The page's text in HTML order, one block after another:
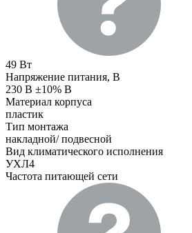
49 Вт
Напряжение питания, В
230 В ±10% В
Материал корпуса
пластик
Тип монтажа
накладной/ подвесной
Вид климатического исполнения
УХЛ4
Частота питающей сети